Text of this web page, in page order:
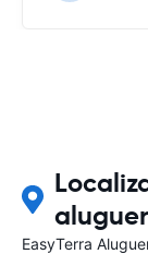
EasyTerra